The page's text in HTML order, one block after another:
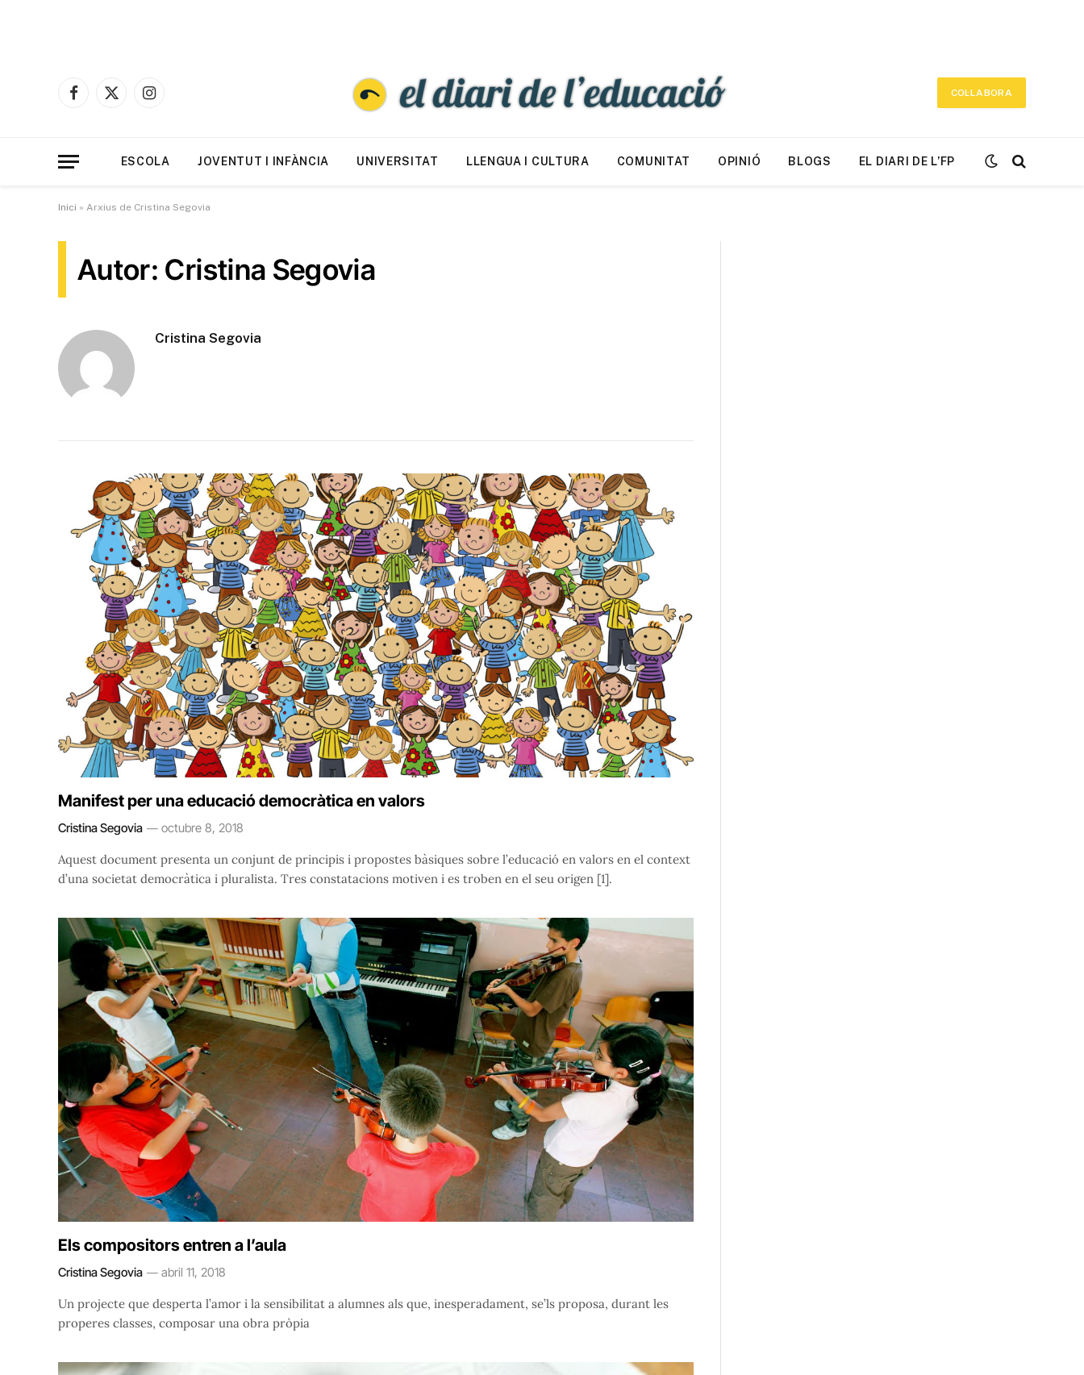
Facebook
X
Instagram
COL·LABORA
ESCOLA JOVENTUT I INFÀNCIA UNIVERSITAT LLENGUA I CULTURA COMUNITAT OPINIÓ BLOGS EL DIARI DE L’FP
Inici » Arxius de Cristina Segovia
Autor: Cristina Segovia
Cristina Segovia
Manifest per una educació democràtica en valors
Cristina Segovia octubre 8, 2018
Aquest document presenta un conjunt de principis i propostes bàsiques sobre l’educació en valors en el context
d’una societat democràtica i pluralista. Tres constatacions motiven i es troben en el seu origen [1].
Els compositors entren a l’aula
Cristina Segovia abril 11, 2018
Un projecte que desperta l’amor i la sensibilitat a alumnes als que, inesperadament, se’ls proposa, durant les
properes classes, composar una obra pròpia